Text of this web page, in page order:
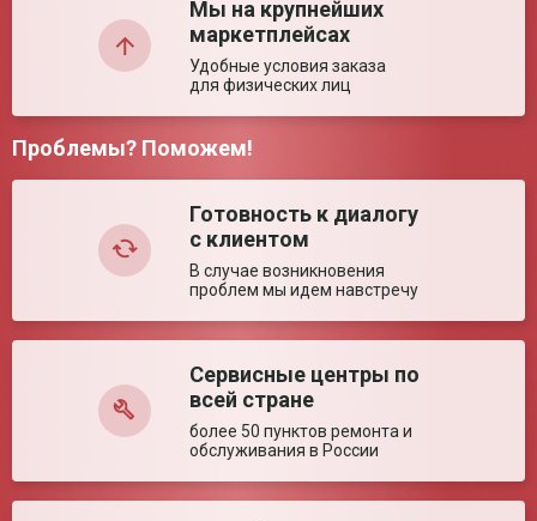
Размер (± 5%)
950*515*985 мм
Грузоподъемность
100 кг
590*320*730 мм
Ширина сиденья (±
5%)
Ширина между
385 мм
Глубина сиденья (±
Диаметр колес (± 5%)
200/200 мм
5%)
Ключевые преимущества
Лёгкая складная конструкция. Оптимально для
помещений.
Оставить отзыв
Мы на крупнейших
маркетплейсах
Удобные условия заказа
для физических лиц
Проблемы? Поможем!
Готовность к диалогу
с клиентом
В случае возникновения
проблем мы идем навстречу
Сервисные центры по
всей стране
более 50 пунктов ремонта и
обслуживания в России